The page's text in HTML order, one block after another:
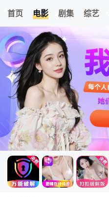
首页 电影 剧集 综艺
我的观影记录
护卫者
清空